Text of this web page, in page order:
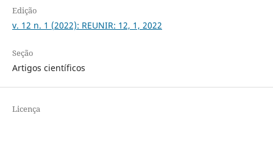
Edição
v. 12 n. 1 (2022): REUNIR: 12, 1, 2022
Seção
Artigos científicos
Licença